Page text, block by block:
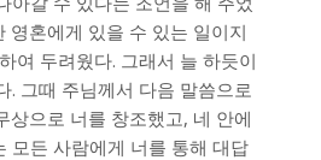
영혼에게 있을 수 있는 일이지
여 두려웠다. 그래서 늘 하듯이
그때 주님께서 다음 말씀으로
상으로 너를 창조했고, 네 안에
모든 사람에게 너를 통해 대답